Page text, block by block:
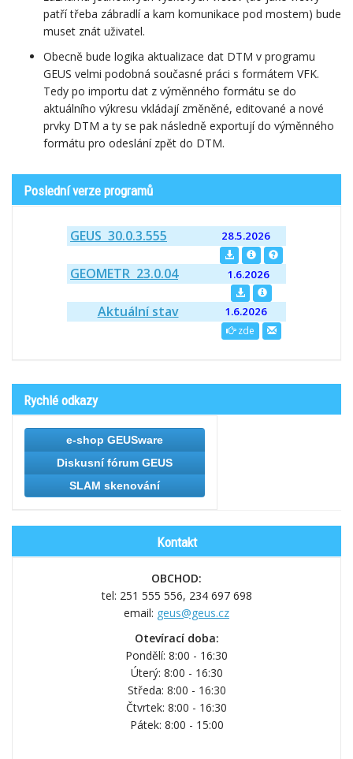
patří třeba zábradlí a kam komunikace pod mostem) bude
muset znát uživatel.
Obecně bude logika aktualizace dat DTM v programu
GEUS velmi podobná současné práci s formátem VFK.
Tedy po importu dat z výměnného formátu se do
aktuálního výkresu vkládají změněné, editované a nové
prvky DTM a ty se pak následně exportují do výměnného
formátu pro odeslání zpět do DTM.
Poslední verze programů
GEUS 30.0.3.555 28.5.2026
GEOMETR 23.0.04 1.6.2026
Aktuální stav 1.6.2026
zde
Rychlé odkazy
e-shop GEUSware
Diskusní fórum GEUS
SLAM skenování
Kontakt
OBCHOD:
tel: 251 555 556, 234 697 698
email: geus@geus.cz
Otevírací doba:
Pondělí: 8:00 - 16:30
Úterý: 8:00 - 16:30
Středa: 8:00 - 16:30
Čtvrtek: 8:00 - 16:30
Pátek: 8:00 - 15:00